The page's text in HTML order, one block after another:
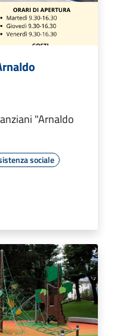
"Arnaldo
sociale